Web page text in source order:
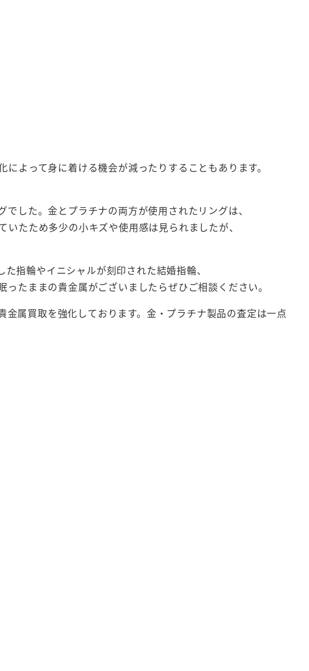
よって身に着ける機会が減ったりすることもあります。
した。金とプラチナの両方が使用されたリングは、
たため多少の小キズや使用感は見られましたが、
指輪やイニシャルが刻印された結婚指輪、
たままの貴金属がございましたらぜひご相談ください。
属買取を強化しております。金・プラチナ製品の査定は一点